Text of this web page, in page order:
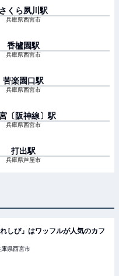
さくら夙川 駅
兵庫県西宮市
香櫨園駅
兵庫県西宮市
苦楽園口駅
兵庫県西宮市
〔阪神線〕 駅
兵庫県西宮市
打出駅
兵庫県芦屋市
しぴ」はワッフルが人気のカフ
庫県西宮市